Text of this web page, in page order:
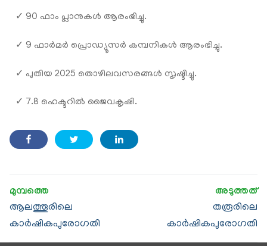
✓ 90 ഫാം പ്ലാനുകൾ ആരംഭിച്ചു.
✓ 9 ഫാര്‍മ‍ർ പ്രൊഡ്യൂസര്‍ കമ്പനികള്‍ ആരംഭിച്ചു.
✓ പുതിയ 2025 തൊഴിലവസരങ്ങൾ സൃഷ്ടിച്ചു.
✓ 7.8 ഹെക്ടറിൽ ജൈവകൃഷി.
ആലത്തൂരിലെ
കാര്‍ഷികപുരോഗതി
തരൂരിലെ
കാര്‍ഷികപുരോഗതി